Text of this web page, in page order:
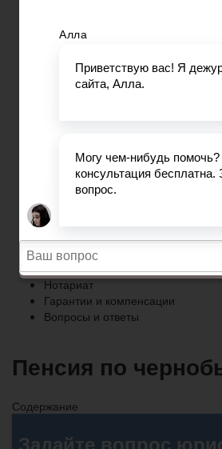
Право собственности
Регистрация автомобиля
Гарантии и компенсации
Вопросы и ответы
Главная
Право собственности
Регистрация автомобиля
Нотариат
Гарантии и компенсации
Вопросы и ответы
Пенсия по
Содержание